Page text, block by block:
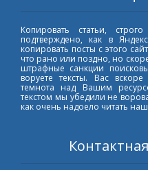
Копировать статьи,
подтверждено, как в
копировать посты с этого
что рано или поздно, но
штрафные санкции
воруете тексты. Вас
темнота над Вашим
текстом мы убедили не
как очень надоело читать